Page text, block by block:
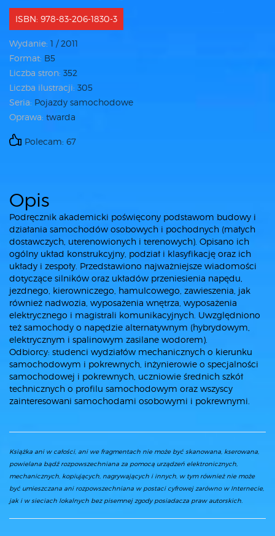
ISBN: 978-83-206-1830-3
Wydanie: 1 / 2011
Format: B5
Liczba stron: 352
Liczba ilustracji: 305
Seria: Pojazdy samochodowe
Oprawa: twarda
Polecam: 67
Opis
Podręcznik akademicki poświęcony podstawom budowy i
działania samochodów osobowych i pochodnych (małych
dostawczych, uterenowionych i terenowych). Opisano ich
ogólny układ konstrukcyjny, podział i klasyfikację oraz ich
układy i zespoły. Przedstawiono najważniejsze wiadomości
dotyczące silników oraz układów przeniesienia napędu,
jezdnego, kierowniczego, hamulcowego, zawieszenia, jak
również nadwozia, wyposażenia wnętrza, wyposażenia
elektrycznego i magistrali komunikacyjnych. Uwzględniono
też samochody o napędzie alternatywnym (hybrydowym,
elektrycznym i spalinowym zasilane wodorem).
Odbiorcy: studenci wydziałów mechanicznych o kierunku
samochodowym i pokrewnych, inżynierowie o specjalności
samochodowej i pokrewnych, uczniowie średnich szkół
technicznych o profilu samochodowym oraz wszyscy
zainteresowani samochodami osobowymi i pokrewnymi.
Książka ani w całości, ani we fragmentach nie może być skanowana, kserowana,
powielana bądź rozpowszechniana za pomocą urządzeń elektronicznych,
mechanicznych, kopiujących, nagrywających i innych, w tym również nie może
być umieszczana ani rozpowszechniana w postaci cyfrowej zarówno w Internecie,
jak i w sieciach lokalnych bez pisemnej zgody posiadacza praw autorskich.